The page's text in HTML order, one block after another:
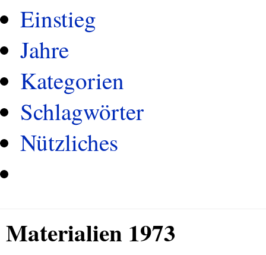
Einstieg
Jahre
Kategorien
Schlagwörter
Nützliches
Materialien 1973